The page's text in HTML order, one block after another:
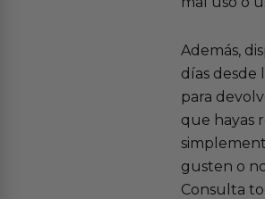
Además,
días desde
para
que hayas
gusten o
Consulta